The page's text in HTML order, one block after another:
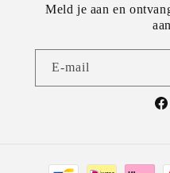
Meld je aan en
E‑mail
Betaalmethoden